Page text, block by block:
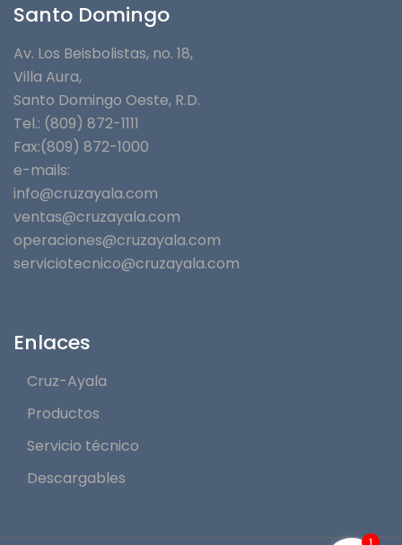
Santo Domingo
Av. Los Beisbolistas, no. 18,
Villa Aura,
Santo Domingo Oeste, R.D.
Tel.: (809) 872-1111
Fax:(809) 872-1000
e-mails:
info@cruzayala.com
ventas@cruzayala.com
operaciones@cruzayala.com
serviciotecnico@cruzayala.com
Enlaces
Cruz-Ayala
Productos
Servicio técnico
Descargables